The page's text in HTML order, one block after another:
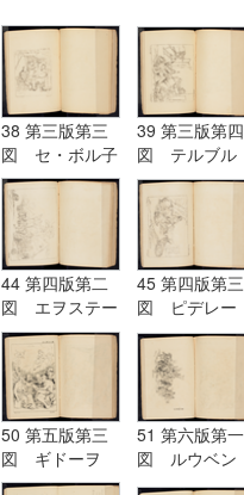
38 第三版第三
図 セ・ボル子
ツト I.Burnet
39 第三版第四
図 テルブル
グ terburg
44 第四版第二
図 エヲステー
ド Aostade
45 第四版第三
図 ピデレー
ル PDeLwer
50 第五版第三
図 ギドーヲ
Guido
51 第六版第一
図 ルウベン
ス Reubens